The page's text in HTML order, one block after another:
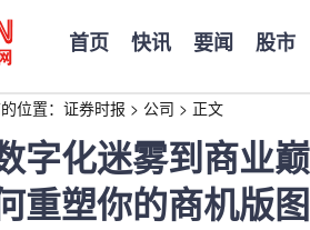
首页 快讯 要闻 股市
位置： 证券时报 > 公司 > 正文
字化迷雾到商业
重塑你的商机版图